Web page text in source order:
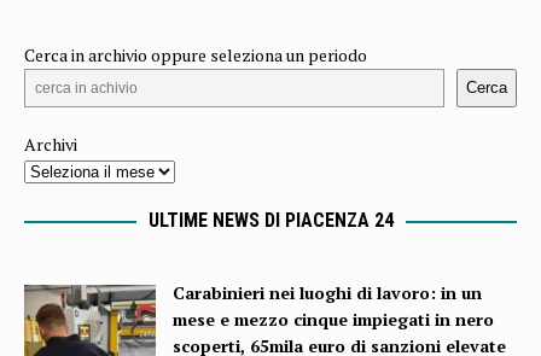
Cerca in archivio oppure seleziona un periodo
Cerca
Archivi
ULTIME NEWS DI PIACENZA 24
Carabinieri nei luoghi di lavoro: in un
mese e mezzo cinque impiegati in nero
scoperti, 65mila euro di sanzioni elevate